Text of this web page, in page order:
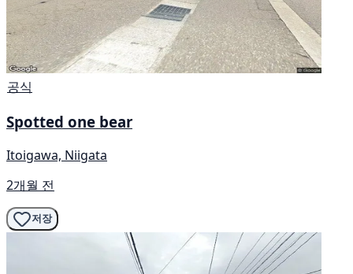
공식
Spotted one bear
Itoigawa, Niigata
2개월 전
저장